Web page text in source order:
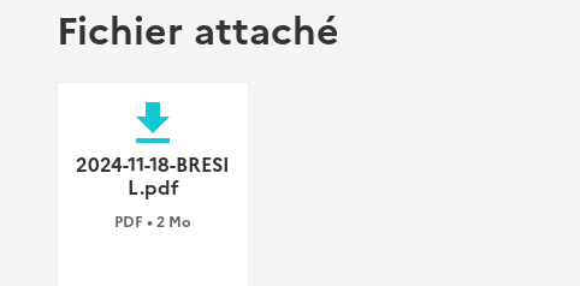
Fichier attaché
file_download
2024-11-18-BRESI
L.pdf
PDF • 2 Mo